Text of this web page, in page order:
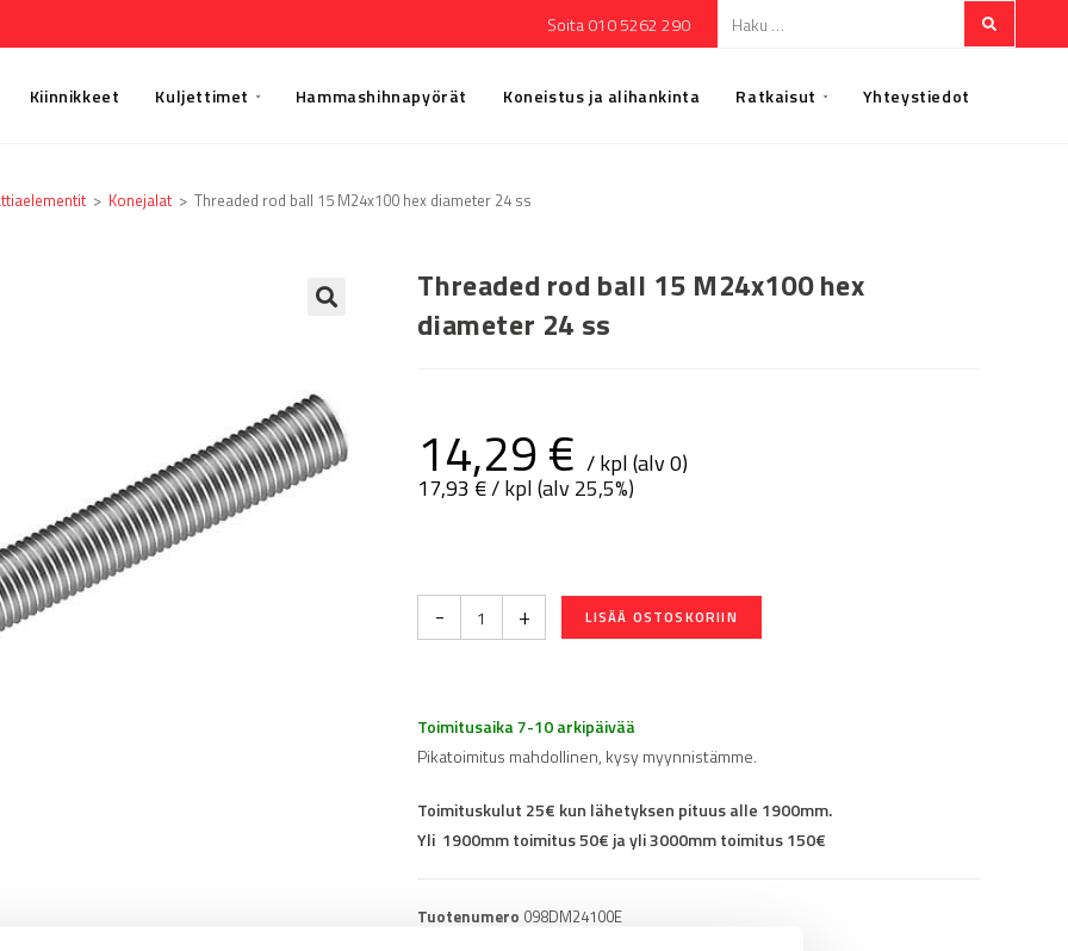
Soita 010 5262 290
Kiinnikkeet Kuljettimet Hammashihnapyörät Koneistus ja alihankinta Ratkaisut Yhteystiedot
> Konejalat > Threaded rod ball 15 M24x100 hex diameter 24 ss
Threaded rod ball 15 M24x100 hex
diameter 24 ss
14,29€ / kpl (alv 0)
17,93 €/ kpl (alv 25,5%)
- + LISÄÄ OSTOSKORIIN
Toimitusaika 7-10 arkipäivää
Pikatoimitus mahdollinen, kysy myynnistämme.
Toimituskulut 25€ kun lähetyksen pituus alle 1900mm.
Yli 1900mm toimitus 50€ ja yli 3000mm toimitus 150€
Tuotenumero 098DM24100E